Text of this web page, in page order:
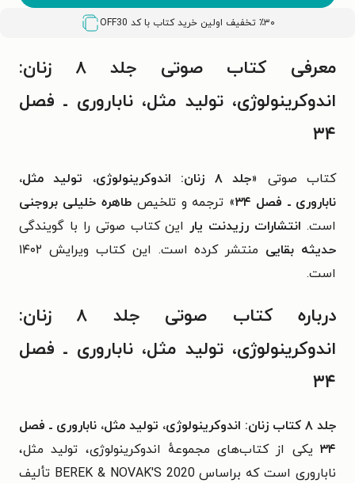
٪۳۰ تخفیف اولین خرید کتاب با کد OFF30
معرفی کتاب صوتی جلد ۸ زنان:
اندوکرینولوژی، تولید مثل، ناباروری ـ فصل
۳۴
کتاب صوتی «
جلد ۸ زنان: اندوکرینولوژی، تولید مثل،
ناباروری ـ فصل ۳۴
» ترجمه و تلخیص طاهره خلیلی بروجنی
است.انتشارات رزیدنت‌ یار این کتاب صوتی را با گویندگی
حدیثه بقایی
منتشر کرده است. این کتاب ویرایش ۱۴۰۲
است.
درباره کتاب صوتی جلد ۸ زنان:
اندوکرینولوژی، تولید مثل، ناباروری ـ فصل
۳۴
جلد ۸ کتاب زنان: اندوکرینولوژی، تولید مثل، ناباروری ـ فصل
۳۴ یکی از کتاب‌های مجموعهٔ اندوکرینولوژی، تولید مثل،
ناباروری است که براساس BEREK & NOVAK'S 2020 تألیف